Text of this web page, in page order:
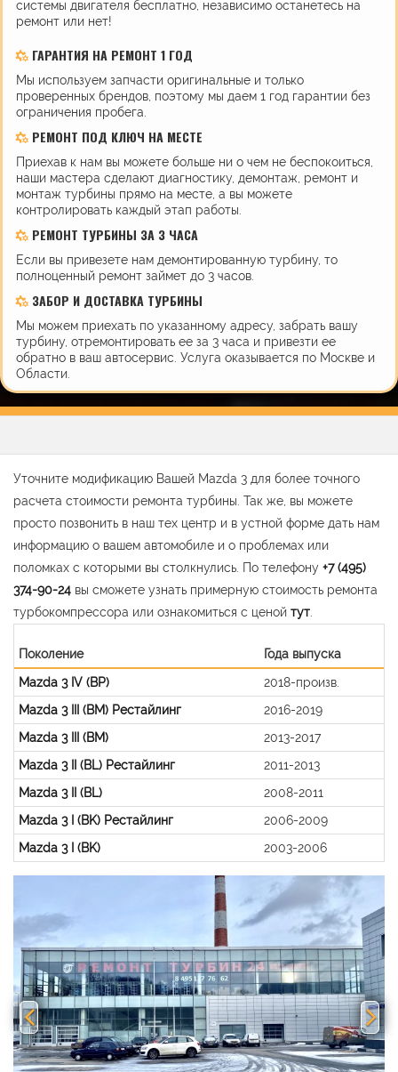
системы двигателя бесплатно, независимо останетесь на
ремонт или нет!
ГАРАНТИЯ НА РЕМОНТ 1 ГОД
Мы используем запчасти оригинальные и только
проверенных брендов, поэтому мы даем 1 год гарантии без
ограничения пробега.
РЕМОНТ ПОД КЛЮЧ НА МЕСТЕ
Приехав к нам вы можете больше ни о чем не беспокоиться,
наши мастера сделают диагностику, демонтаж, ремонт и
монтаж турбины прямо на месте, а вы можете
контролировать каждый этап работы.
РЕМОНТ ТУРБИНЫ ЗА 3 ЧАСА
Если вы привезете нам демонтированную турбину, то
полноценный ремонт займет до 3 часов.
ЗАБОР И ДОСТАВКА ТУРБИНЫ
Мы можем приехать по указанному адресу, забрать вашу
турбину, отремонтировать ее за 3 часа и привезти ее
обратно в ваш автосервис. Услуга оказывается по Москве и
Области.
Уточните модификацию Вашей Mazda 3 для более точного
расчета стоимости ремонта турбины. Так же, вы можете
просто позвонить в наш тех центр и в устной форме дать нам
информацию о вашем автомобиле и о проблемах или
поломках с которыми вы столкнулись. По телефону +7 (495)
374-90-24 вы сможете узнать примерную стоимость ремонта
турбокомпрессора или ознакомиться с ценой тут
Поколение
Года выпуска
Mazda 3 IV (BP)
2018-произв.
Mazda 3 III (BM) Рестайлинг
2016-2019
Mazda 3 III (BM)
2013-2017
Mazda 3 II (BL) Рестайлинг
2011-2013
Mazda 3 II (BL)
2008-2011
Mazda 3 I (BK) Рестайлинг
2006-2009
Mazda 3 I (BK)
2003-2006